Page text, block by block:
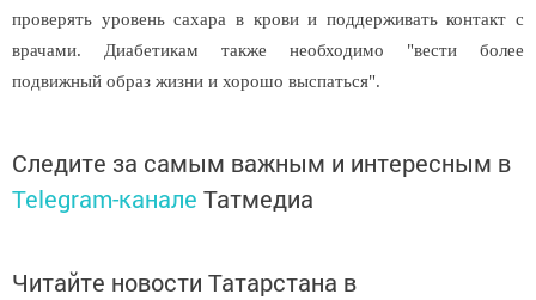
проверять уровень сахара в крови и поддерживать контакт с
врачами. Диабетикам также необходимо "вести более
подвижный образ жизни и хорошо выспаться".
Следите за самым важным и интересным в
Telegram-канале Татмедиа
Читайте новости Татарстана в